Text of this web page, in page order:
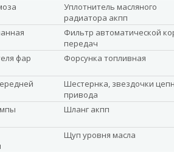
Уплотнитель масляного
радиатора акпп
Фильтр автоматической
передач
фар Форсунка топливная
Шестернка, звездочки
привода
Шланг акпп
Щуп уровня масла